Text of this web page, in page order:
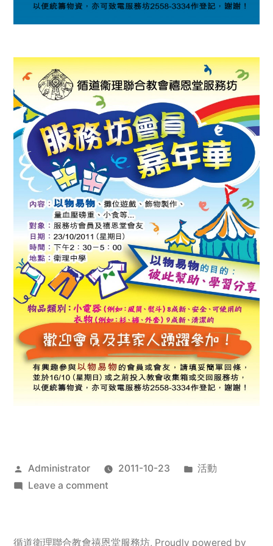
Posted
by
Administrator 2011-10-23
Posted
活動
Leave a commenton
服
循道衛理聯合教會禧恩堂服務坊, Proudly powered by